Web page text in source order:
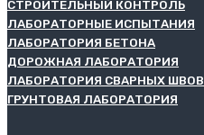
СТРОИТЕЛЬНЫЙ КОНТРОЛЬ
ЛАБОРАТОРНЫЕ ИСПЫТАНИЯ
ЛАБОРАТОРИЯ БЕТОНА
ДОРОЖНАЯ ЛАБОРАТОРИЯ
ЛАБОРАТОРИЯ СВАРНЫХ ШВОВ
ГРУНТОВАЯ ЛАБОРАТОРИЯ